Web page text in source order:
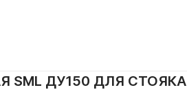
SML ДУ150 ДЛЯ СТОЯКА